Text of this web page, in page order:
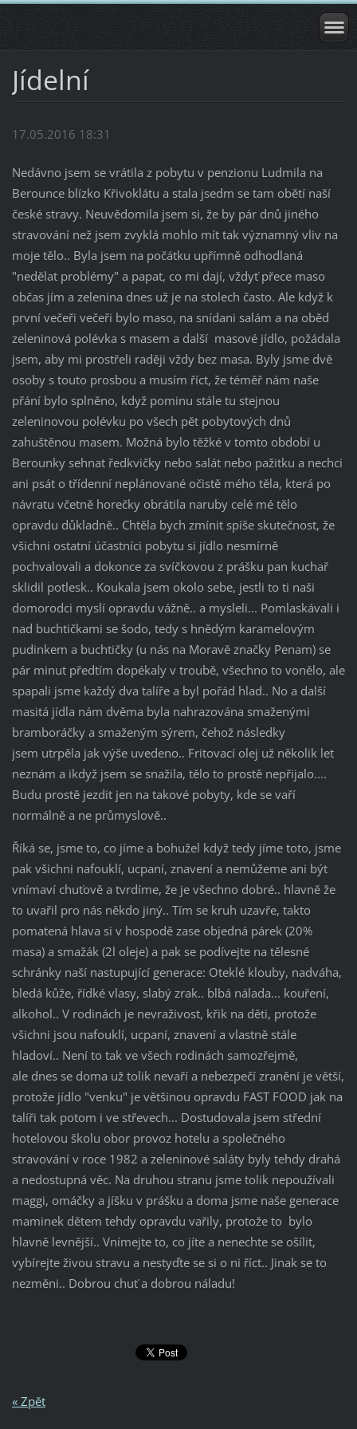
Jídelní
17.05.2016 18:31
Nedávno jsem se vrátila z pobytu v penzionu Ludmila na
Berounce blízko Křivoklátu a stala jsedm se tam obětí naší
české stravy. Neuvědomila jsem si, že by pár dnů jiného
stravování než jsem zvyklá mohlo mít tak významný vliv na
moje tělo.. Byla jsem na počátku upřímně odhodlaná
"nedělat problémy" a papat, co mi dají, vždyť přece maso
občas jím a zelenina dnes už je na stolech často. Ale když k
první večeři večeři bylo maso, na snídani salám a na oběd
zeleninová polévka s masem a další masové jídlo, požádala
jsem, aby mi prostřeli raději vždy bez masa. Byly jsme dvě
osoby s touto prosbou a musím říct, že téměř nám naše
přání bylo splněno, když pominu stále tu stejnou
zeleninovou polévku po všech pět pobytových dnů
zahuštěnou masem. Možná bylo těžké v tomto období u
Berounky sehnat ředkvičky nebo salát nebo pažitku a nechci
ani psát o třídenní neplánované očistě mého těla, která po
návratu včetně horečky obrátila naruby celé mé tělo
opravdu důkladně.. Chtěla bych zmínit spíše skutečnost, že
všichni ostatní účastníci pobytu si jídlo nesmírně
pochvalovali a dokonce za svíčkovou z prášku pan kuchař
sklidil potlesk.. Koukala jsem okolo sebe, jestli to ti naši
domorodci myslí opravdu vážně.. a mysleli... Pomlaskávali i
nad buchtičkami se šodo, tedy s hnědým karamelovým
pudinkem a buchtičky (u nás na Moravě značky Penam) se
pár minut předtím dopékaly v troubě, všechno to vonělo, ale
spapali jsme každý dva talíře a byl pořád hlad.. No a další
masitá jídla nám dvěma byla nahrazována smaženými
bramboráčky a smaženým sýrem, čehož následky
jsem utrpěla jak výše uvedeno.. Fritovací olej už několik let
neznám a ikdyž jsem se snažila, tělo to prostě nepřijalo....
Budu prostě jezdit jen na takové pobyty, kde se vaří
normálně a ne průmyslově..
Říká se, jsme to, co jíme a bohužel když tedy jíme toto, jsme
pak všichni nafouklí, ucpaní, znavení a nemůžeme ani být
vnímaví chuťově a tvrdíme, že je všechno dobré.. hlavně že
to uvařil pro nás někdo jiný.. Tím se kruh uzavře, takto
pomatená hlava si v hospodě zase objedná párek (20%
masa) a smažák (2l oleje) a pak se podívejte na tělesné
schránky naší nastupující generace: Oteklé klouby, nadváha,
bledá kůže, řídké vlasy, slabý zrak.. blbá nálada... kouření,
alkohol.. V rodinách je nevraživost, křik na děti, protože
všichni jsou nafouklí, ucpaní, znavení a vlastně stále
hladoví.. Není to tak ve všech rodinách samozřejmě,
ale dnes se doma už tolik nevaří a nebezpečí zranění je větší,
protože jídlo "venku" je většinou opravdu FAST FOOD jak na
talíři tak potom i ve střevech... Dostudovala jsem střední
hotelovou školu obor provoz hotelu a společného
stravování v roce 1982 a zeleninové saláty byly tehdy drahá
a nedostupná věc. Na druhou stranu jsme tolik nepoužívali
maggi, omáčky a jíšku v prášku a doma jsme naše generace
maminek dětem tehdy opravdu vařily, protože to bylo
hlavně levnější.. Vnímejte to, co jíte a nenechte se ošílit,
vybírejte živou stravu a nestyďte se si o ni říct.. Jinak se to
nezměni.. Dobrou chuť a dobrou náladu!
« Zpět